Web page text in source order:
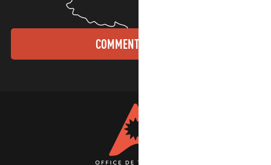
COMMENT VENIR ?